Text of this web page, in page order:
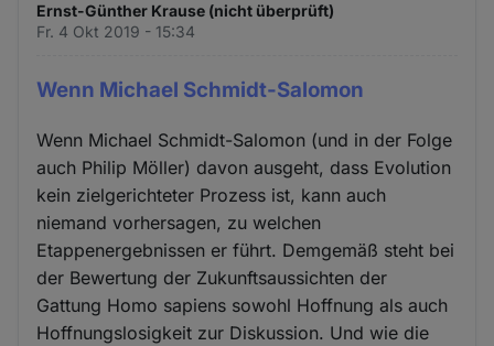
Ernst-Günther Krause (nicht überprüft)
Fr. 4 Okt 2019 - 15:34
Wenn Michael Schmidt-Salomon
Wenn Michael Schmidt-Salomon (und in der Folge
auch Philip Möller) davon ausgeht, dass Evolution
kein zielgerichteter Prozess ist, kann auch
niemand vorhersagen, zu welchen
Etappenergebnissen er führt. Demgemäß steht bei
der Bewertung der Zukunftsaussichten der
Gattung Homo sapiens sowohl Hoffnung als auch
Hoffnungslosigkeit zur Diskussion. Und wie die